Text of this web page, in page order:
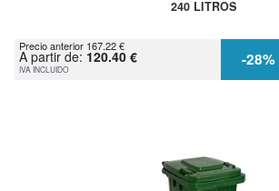
240 LITROS
Precio anterior 167.22 €
A partir de: 120.40 €
IVA INCLUIDO -28%